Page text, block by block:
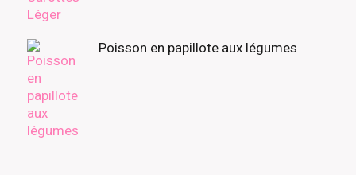
Poisson en papillote aux légumes